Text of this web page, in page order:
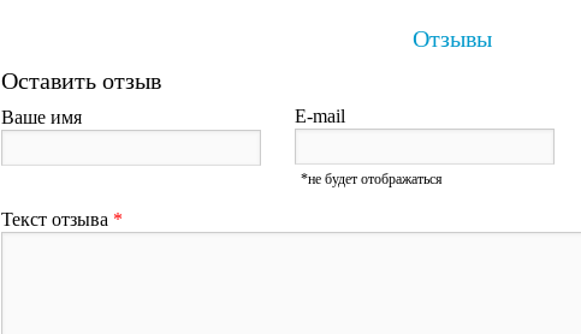
Отзывы
Оставить отзыв
Ваше имя E-mail
*не будет отображаться
Текст отзыва *